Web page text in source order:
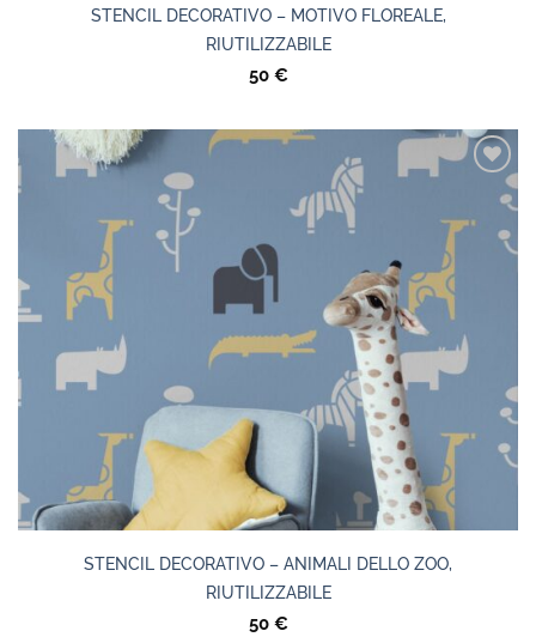
STENCIL DECORATIVO – MOTIVO FLOREALE,
RIUTILIZZABILE
50 €
STENCIL DECORATIVO – ANIMALI DELLO ZOO,
RIUTILIZZABILE
50 €